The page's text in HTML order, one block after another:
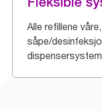
Alle refillene
såpe/